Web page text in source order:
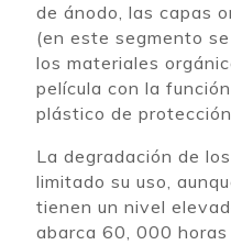
de ánodo, las capas
(en este segmento
los materiales
película con la
plástico de
La degradación de
limitado su uso,
tienen un nivel
abarca 60, 000